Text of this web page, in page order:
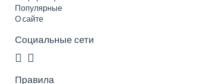
Популярные
О сайте
Социальные сети
Правила